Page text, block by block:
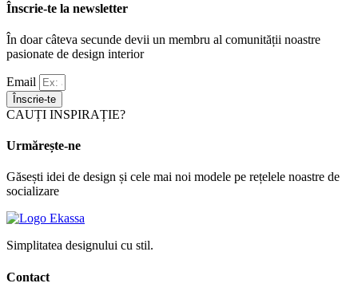
Înscrie-te la newsletter
În doar câteva secunde devii un membru al comunității noastre
pasionate de design interior
Email
Înscrie-te
CAUȚI INSPIRAȚIE?
Urmărește-ne
Găsești idei de design și cele mai noi modele pe rețelele noastre de
socializare
Simplitatea designului cu stil.
Contact